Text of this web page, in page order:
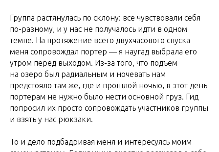
Группа растянулась по склону: все чувствовали себя
по-разному, и у нас не получалось идти в одном
темпе. На протяжение всего двухчасового спуска
меня сопровождал портер — я наугад выбрала его
утром перед выходом. Из-за того, что подъем
на озеро был радиальным и ночевать нам
предстояло там же, где и прошлой ночью, в этот день
портерам не нужно было нести основной груз. Гид
попросил их просто сопровождать участников группы
и взять у нас рюкзаки.
То и дело подбадривая меня и интересуясь моим